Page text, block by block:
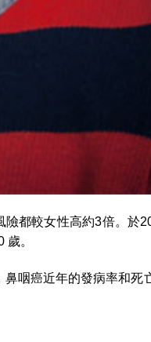
都較女性高約3倍。於
。
咽癌近年的發病率和死